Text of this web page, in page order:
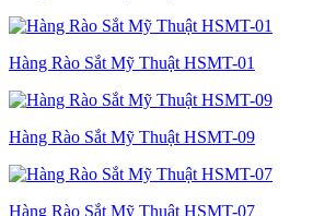
Hàng Rào Sắt Mỹ Thuật HSMT-01
Hàng Rào Sắt Mỹ Thuật HSMT-09
Hàng Rào Sắt Mỹ Thuật HSMT-07